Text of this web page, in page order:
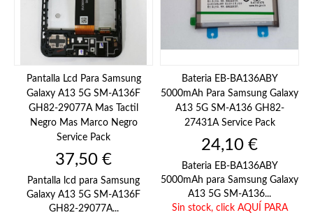
Pantalla Lcd Para Samsung
Galaxy A13 5G SM-A136F
GH82-29077A Mas Tactil
Negro Mas Marco Negro
Service Pack
Precio
37,50 €
Pantalla lcd para Samsung
Galaxy A13 5G SM-A136F
GH82-29077A...
Bateria EB-BA136ABY
5000mAh Para Samsung Galaxy
A13 5G SM-A136 GH82-
27431A Service Pack
Precio
24,10 €
Bateria EB-BA136ABY
5000mAh para Samsung Galaxy
A13 5G SM-A136...
Sin stock, click AQUÍ PARA